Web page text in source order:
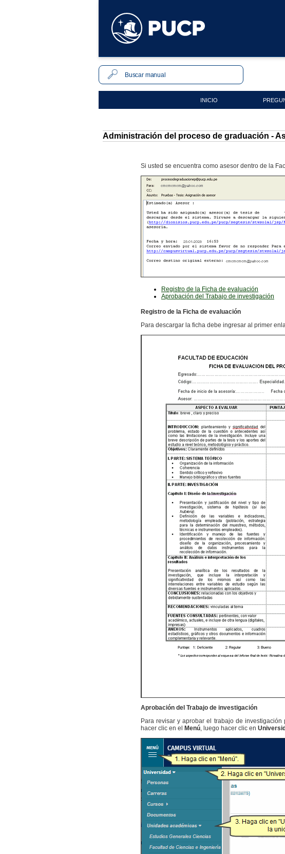
INICIO
Administración del proceso de graduación -
Si usted se encuentra como asesor dentro de la
Registro de la Ficha de evaluación
Aprobación del Trabajo de investigación
Registro de la Ficha de evaluación
Para descargar la ficha debe ingresar al primer
Aprobación del Trabajo de investigación
Para revisar y aprobar el trabajo de
hacer clic en el
Menú, luego hacer clic en